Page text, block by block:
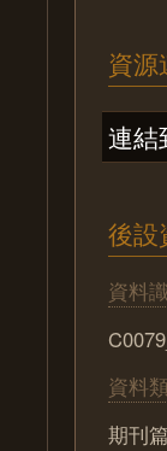
資源
連結
後設
資料
資料
期刊